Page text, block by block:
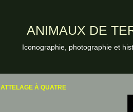
ANIMAUX DE
Iconographie, photographie et
ATTELAGE À QUATRE